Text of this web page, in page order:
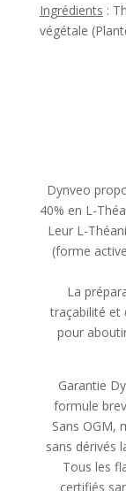
Ingrédients :
végétale
Dynveo
40% en L-
Leur L-
(forme
La
traçabilité et
pour
Garantie
formule
Sans OGM,
sans dérivés
Tous les
certifiés